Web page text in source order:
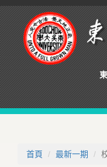
首頁
最新一期